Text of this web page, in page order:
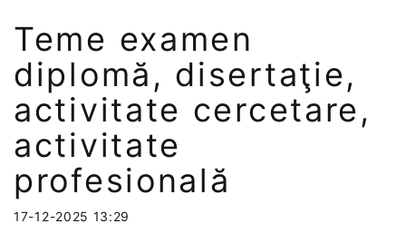
Teme examen
diplomă, disertaţie,
activitate cercetare,
activitate
profesională
17-12-2025 13:29